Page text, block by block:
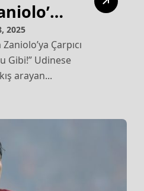
2025
Gibi!” Udinese
arayan...